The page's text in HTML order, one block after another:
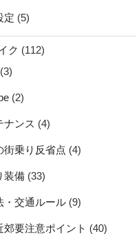
定 (5)
ク (112)
(3)
(2)
ナンス (4)
街乗り反省点 (4)
装備 (33)
・交通ルール (9)
郊要注意ポイント (40)